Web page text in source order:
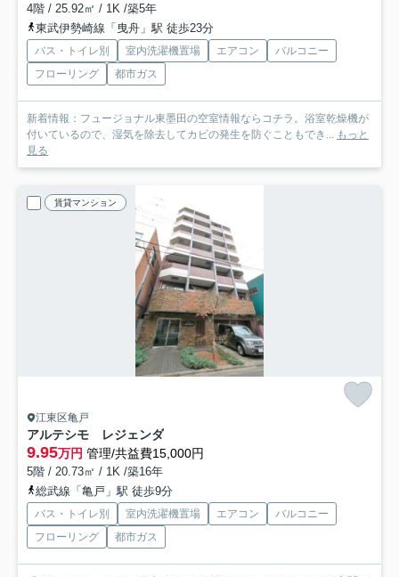
4階 / 25.92㎡ / 1K /築5年
東武伊勢崎線「曳舟」駅 徒歩23分
バス・トイレ別 室内洗濯機置場 エアコン
バルコニー
フローリング
都市ガス
新着情報：フュージョナル東墨田の空室情報ならコチラ。浴室乾燥機が
付いているので、湿気を除去してカビの発生を防ぐこともでき... もっと
見る
賃貸マンション
江東区亀戸
アルテシモ レジェンダ
9.95万円 管理/共益費15,000円
5階 / 20.73㎡ / 1K /築16年
総武線「亀戸」駅 徒歩9分
バス・トイレ別 室内洗濯機置場 エアコン
バルコニー
フローリング
都市ガス